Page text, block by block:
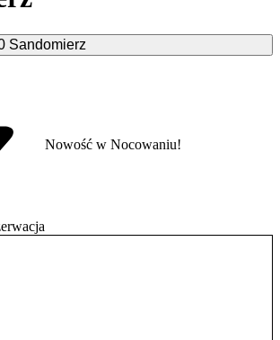
Sandomierz
Nowość w Nocowaniu!